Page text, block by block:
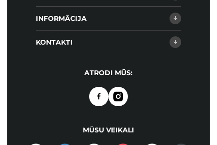
INFORMĀCIJA
KONTAKTI
ATRODI MŪS:
MŪSU VEIKALI